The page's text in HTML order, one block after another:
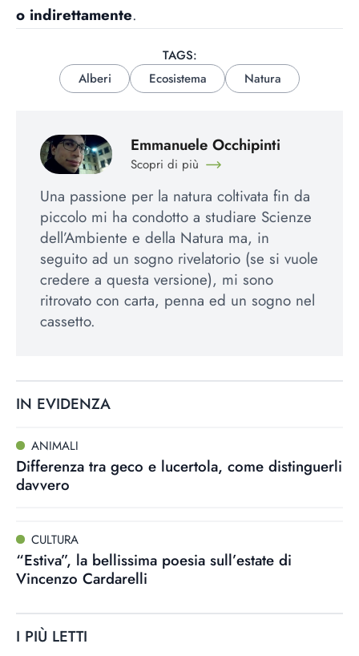
o indirettamente.
TAGS:
Alberi
Ecosistema Natura
Emmanuele Occhipinti
Scopri di più
Una passione per la natura coltivata fin da
piccolo mi ha condotto a studiare Scienze
dell’Ambiente e della Natura ma, in
seguito ad un sogno rivelatorio (se si vuole
credere a questa versione), mi sono
ritrovato con carta, penna ed un sogno nel
cassetto.
IN EVIDENZA
ANIMALI
Differenza tra geco e lucertola, come distinguerli
davvero
CULTURA
“Estiva”, la bellissima poesia sull’estate di
Vincenzo Cardarelli
I PIÙ LETTI